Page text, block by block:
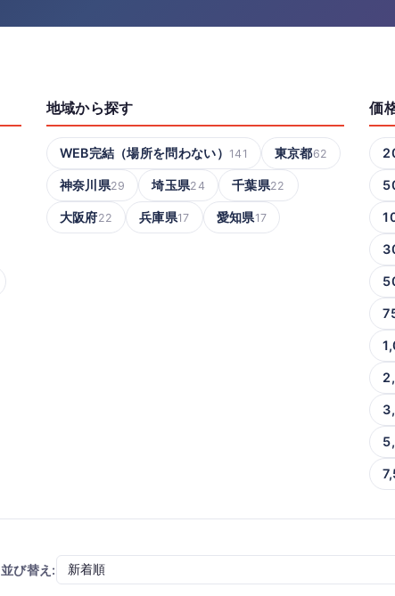
地域から探す
WEB完結（場所を問わない） 141 東京都62
神奈川県29 埼玉県24 千葉県22
大阪府22 兵庫県17 愛知県17
価
並び替え: